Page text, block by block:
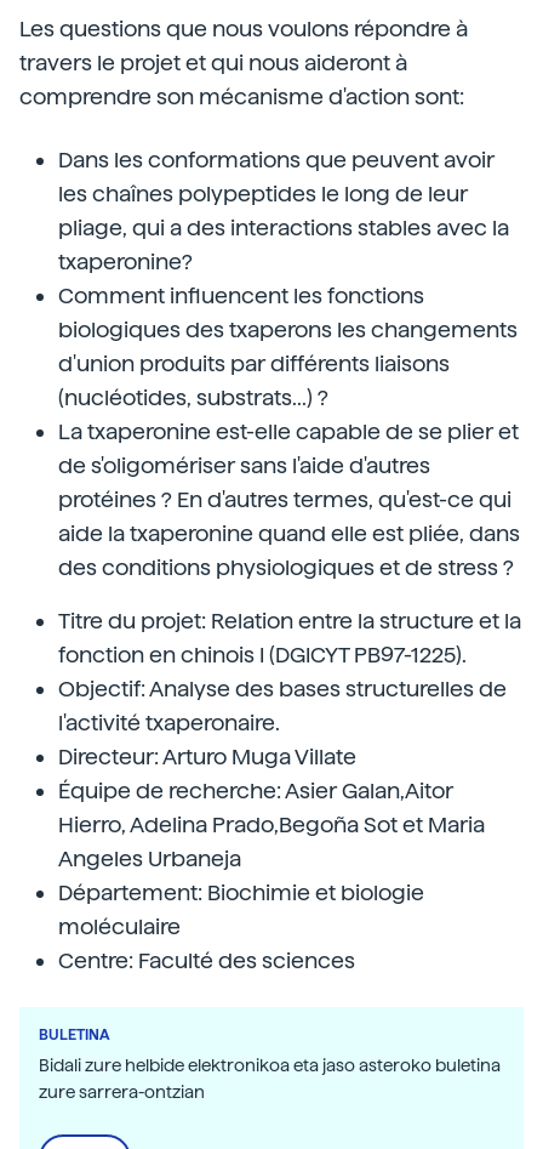
Les questions que nous voulons répondre à
travers le projet et qui nous aideront à
comprendre son mécanisme d'action sont:
Dans les conformations que peuvent avoir
les chaînes polypeptides le long de leur
pliage, qui a des interactions stables avec la
txaperonine?
Comment influencent les fonctions
biologiques des txaperons les changements
d'union produits par différents liaisons
(nucléotides, substrats...) ?
La txaperonine est-elle capable de se plier et
de s'oligomériser sans l'aide d'autres
protéines ? En d'autres termes, qu'est-ce qui
aide la txaperonine quand elle est pliée, dans
des conditions physiologiques et de stress ?
Titre du projet: Relation entre la structure et la
fonction en chinois I (DGICYT PB97-1225).
Objectif: Analyse des bases structurelles de
l'activité txaperonaire.
Directeur: Arturo Muga Villate
Équipe de recherche: Asier Galan,Aitor
Hierro, Adelina Prado,Begoña Sot et Maria
Angeles Urbaneja
Département: Biochimie et biologie
moléculaire
Centre: Faculté des sciences
BULETINA
Bidali zure helbide elektronikoa eta jaso asteroko buletina
zure sarrera-ontzian